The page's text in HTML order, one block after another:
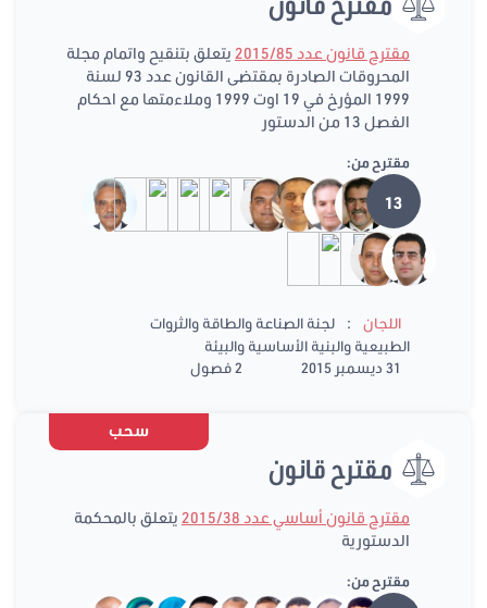
مقترح قانون عدد 2015/85
يتعلق بتنقيح واتمام مجلة
المحروقات الصادرة بمقتضى القانون عدد 93 لسنة
1999 المؤرخ في 19 اوت 1999 وملاءمتها مع احكام
الفصل 13 من الدستور
مقترح من:
13
اللجان :
لجنة الصناعة والطاقة والثروات
الطبيعية والبنية الأساسية والبيئة
31 ديسمبر 2015
2 فصول
سحب
مقترح قانون
مقترح قانون أساسي عدد 2015/38
يتعلق بالمحكمة
الدستورية
مقترح من: